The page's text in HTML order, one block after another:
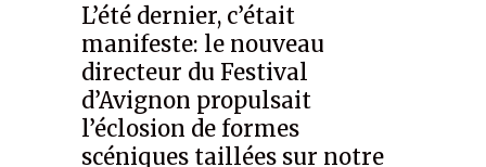
L’été dernier, c’était
manifeste: le nouveau
directeur du Festival
d’Avignon propulsait
l’éclosion de formes
scéniques taillées sur notre